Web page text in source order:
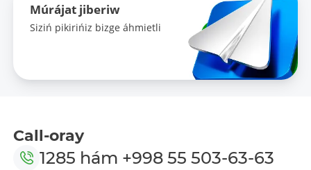
Múrájat jiberiw
Siziń pikirińiz bizge áhmietli
Call-oray
1285 hám +998 55 503-63-63